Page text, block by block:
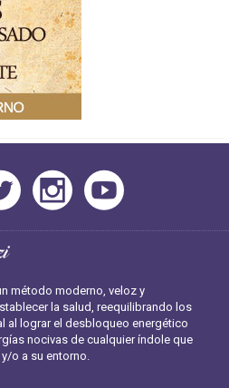
método moderno, veloz y
la salud, reequilibrando los
al lograr el desbloqueo energético
nocivas de cualquier índole que
o a su entorno.